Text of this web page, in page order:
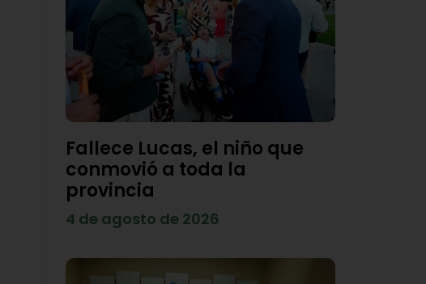
Fallece Lucas, el niño que
conmovió a toda la
provincia
4 de agosto de 2026